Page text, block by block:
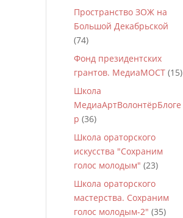
Пространство ЗОЖ на
Большой Декабрьской
(74)
Фонд президентских
грантов. МедиаМОСТ (15)
Школа
МедиаАртВолонтёрБлоге
р (36)
Школа ораторского
искусства "Сохраним
голос молодым" (23)
Школа ораторского
мастерства. Сохраним
голос молодым-2" (35)